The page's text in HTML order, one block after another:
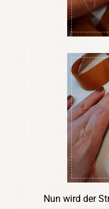
Nun wird der